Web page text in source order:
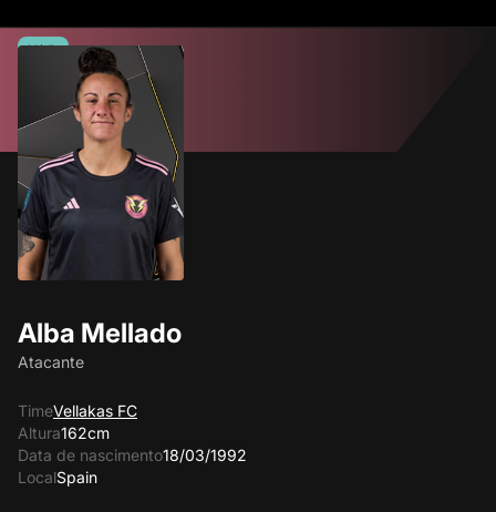
Alba Mellado
Atacante
TimeVellakas FC
Altura162cm
Data de nascimento18/03/1992
LocalSpain
Média